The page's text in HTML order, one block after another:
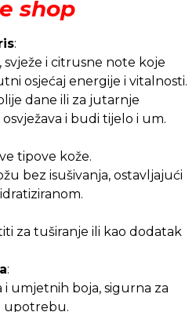
shop
:
svježe i citrusne note koje
osjećaj energije i vitalnosti.
dane ili za jutarnje
i budi tijelo i um.
tipove kože.
bez isušivanja, ostavljajući
za tuširanje ili kao dodatak
:
i umjetnih boja, sigurna za
upotrebu.